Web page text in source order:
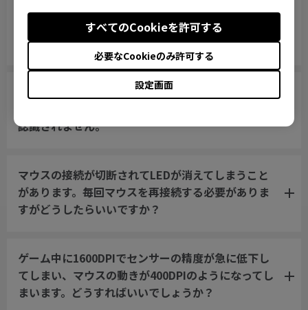
設定画面
必要なCookieのみ許可する
すべてのCookieを許可する
DPI設定を高くすると問題が若干軽減されるようで
す。
ゲーム中に撃ちながらマウスホイールで素早く武器
認識されません。
マウスの接続が切断されてLEDが消えてしまうこと
があります。毎回マウスを再接続する必要がありま
すがどうしたらいいですか？
ゲーム中に1600DPIでセンサーの精度が急に低下し
てしまい、マウスの動きが400DPIのようになってし
まいます。どうすればいいでしょうか？